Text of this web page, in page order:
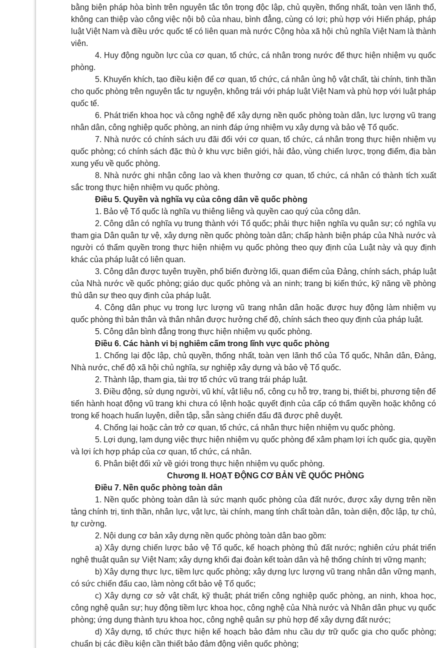
bằng biện pháp hòa bình trên nguyên tắc tôn trọng độc lập, chủ quyền, thống nhất, toàn vẹn lãnh thổ,
không can thiệp vào công việc nội bộ của nhau, bình đẳng, cùng có lợi; phù hợp với Hiến pháp, pháp
luật Việt Nam và điều ước quốc tế có liên quan mà nước Cộng hòa xã hội chủ nghĩa Việt Nam là thành
viên.
4. Huy động nguồn lực của cơ quan, tổ chức, cá nhân trong nước để thực hiện nhiệm vụ quốc
phòng.
5. Khuyến khích, tạo điều kiện để cơ quan, tổ chức, cá nhân ủng hộ vật chất, tài chính, tinh thần
cho quốc phòng trên nguyên tắc tự nguyện, không trái với pháp luật Việt Nam và phù hợp với luật pháp
quốc tế.
6. Phát triển khoa học và công nghệ để xây dựng nền quốc phòng toàn dân, lực lượng vũ trang
nhân dân, công nghiệp quốc phòng, an ninh đáp ứng nhiệm vụ xây dựng và bảo vệ Tổ quốc.
7. Nhà nước có chính sách ưu đãi đối với cơ quan, tổ chức, cá nhân trong thực hiện nhiệm vụ
quốc phòng; có chính sách đặc thù ở khu vực biên giới, hải đảo, vùng chiến lược, trọng điểm, địa bàn
xung yếu về quốc phòng.
8. Nhà nước ghi nhận công lao và khen thưởng cơ quan, tổ chức, cá nhân có thành tích xuất
sắc trong thực hiện nhiệm vụ quốc phòng.
Điều 5. Quyền và nghĩa vụ của công dân về quốc phòng
1. Bảo vệ Tổ quốc là nghĩa vụ thiêng liêng và quyền cao quý của công dân.
2. Công dân có nghĩa vụ trung thành với Tổ quốc; phải thực hiện nghĩa vụ quân sự; có nghĩa vụ
tham gia Dân quân tự vệ, xây dựng nền quốc phòng toàn dân; chấp hành biện pháp của Nhà nước và
người có thẩm quyền trong thực hiện nhiệm vụ quốc phòng theo quy định của Luật này và quy định
khác của pháp luật có liên quan.
3. Công dân được tuyên truyền, phổ biến đường lối, quan điểm của Đảng, chính sách, pháp luật
của Nhà nước về quốc phòng; giáo dục quốc phòng và an ninh; trang bị kiến thức, kỹ năng về phòng
thủ dân sự theo quy định của pháp luật.
4. Công dân phục vụ trong lực lượng vũ trang nhân dân hoặc được huy động làm nhiệm vụ
quốc phòng thì bản thân và thân nhân được hưởng chế độ, chính sách theo quy định của pháp luật.
5. Công dân bình đẳng trong thực hiện nhiệm vụ quốc phòng.
Điều 6. Các hành vi bị nghiêm cấm trong lĩnh vực quốc phòng
1. Chống lại độc lập, chủ quyền, thống nhất, toàn vẹn lãnh thổ của Tổ quốc, Nhân dân, Đảng,
Nhà nước, chế độ xã hội chủ nghĩa, sự nghiệp xây dựng và bảo vệ Tổ quốc.
2. Thành lập, tham gia, tài trợ tổ chức vũ trang trái pháp luật.
3. Điều động, sử dụng người, vũ khí, vật liệu nổ, công cụ hỗ trợ, trang bị, thiết bị, phương tiện để
tiến hành hoạt động vũ trang khi chưa có lệnh hoặc quyết định của cấp có thẩm quyền hoặc không có
trong kế hoạch huấn luyện, diễn tập, sẵn sàng chiến đấu đã được phê duyệt.
4. Chống lại hoặc cản trở cơ quan, tổ chức, cá nhân thực hiện nhiệm vụ quốc phòng.
5. Lợi dụng, lạm dụng việc thực hiện nhiệm vụ quốc phòng để xâm phạm lợi ích quốc gia, quyền
và lợi ích hợp pháp của cơ quan, tổ chức, cá nhân.
6. Phân biệt đối xử về giới trong thực hiện nhiệm vụ quốc phòng.
Chương II. HOẠT ĐỘNG CƠ BẢN VỀ QUỐC PHÒNG
Điều 7. Nền quốc phòng toàn dân
1. Nền quốc phòng toàn dân là sức mạnh quốc phòng của đất nước, được xây dựng trên nền
tảng chính trị, tinh thần, nhân lực, vật lực, tài chính, mang tính chất toàn dân, toàn diện, độc lập, tự chủ,
tự cường.
2. Nội dung cơ bản xây dựng nền quốc phòng toàn dân bao gồm:
a) Xây dựng chiến lược bảo vệ Tổ quốc, kế hoạch phòng thủ đất nước; nghiên cứu phát triển
nghệ thuật quân sự Việt Nam; xây dựng khối đại đoàn kết toàn dân và hệ thống chính trị vững mạnh;
b) Xây dựng thực lực, tiềm lực quốc phòng; xây dựng lực lượng vũ trang nhân dân vững mạnh,
có sức chiến đấu cao, làm nòng cốt bảo vệ Tổ quốc;
c) Xây dựng cơ sở vật chất, kỹ thuật; phát triển công nghiệp quốc phòng, an ninh, khoa học,
công nghệ quân sự; huy động tiềm lực khoa học, công nghệ của Nhà nước và Nhân dân phục vụ quốc
phòng; ứng dụng thành tựu khoa học, công nghệ quân sự phù hợp để xây dựng đất nước;
d) Xây dựng, tổ chức thực hiện kế hoạch bảo đảm nhu cầu dự trữ quốc gia cho quốc phòng;
chuẩn bị các điều kiện cần thiết bảo đảm động viên quốc phòng;